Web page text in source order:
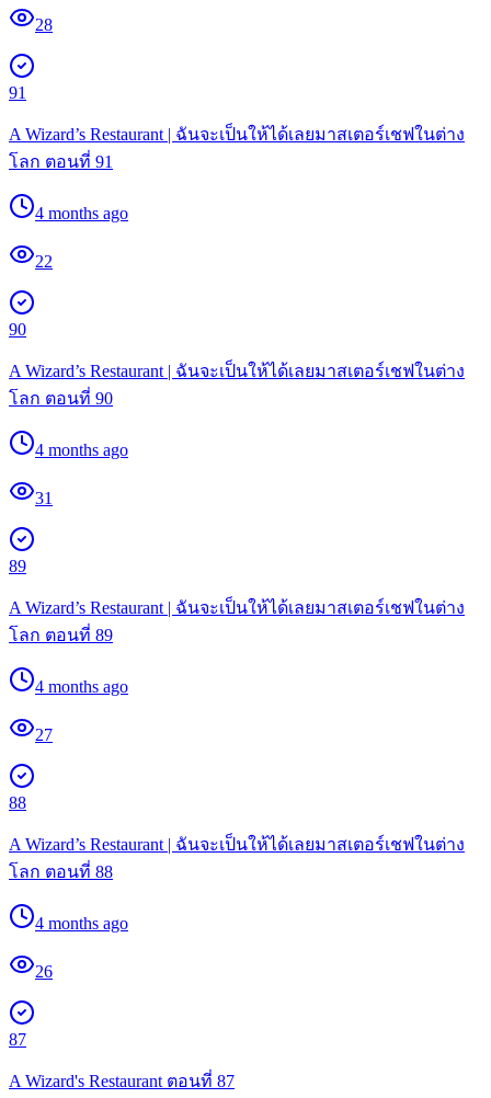
28
91
A Wizard’s Restaurant | ฉันจะเป็นให้ได้เลยมาสเตอร์เชฟในต่าง
โลก ตอนที่ 91
4 months ago
22
90
A Wizard’s Restaurant | ฉันจะเป็นให้ได้เลยมาสเตอร์เชฟในต่าง
โลก ตอนที่ 90
4 months ago
31
89
A Wizard’s Restaurant | ฉันจะเป็นให้ได้เลยมาสเตอร์เชฟในต่าง
โลก ตอนที่ 89
4 months ago
27
88
A Wizard’s Restaurant | ฉันจะเป็นให้ได้เลยมาสเตอร์เชฟในต่าง
โลก ตอนที่ 88
4 months ago
26
87
A Wizard's Restaurant ตอนที่ 87